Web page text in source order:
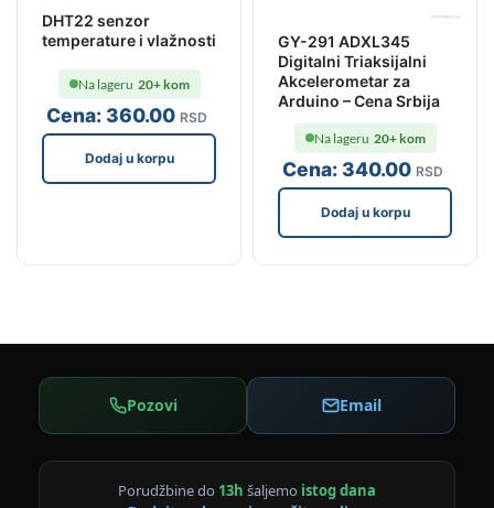
DHT22 senzor
temperature i vlažnosti
Cena:360.00 RSD
Na lageru 20+ kom
Dodaj u korpu
GY-291 ADXL345
Digitalni Triaksijalni
Akcelerometar za
Arduino – Cena Srbija
Cena:340.00 RSD
Na lageru 20+ kom
Dodaj u korpu
Pozovi Email
Porudžbine do 13h šaljemo istog dana